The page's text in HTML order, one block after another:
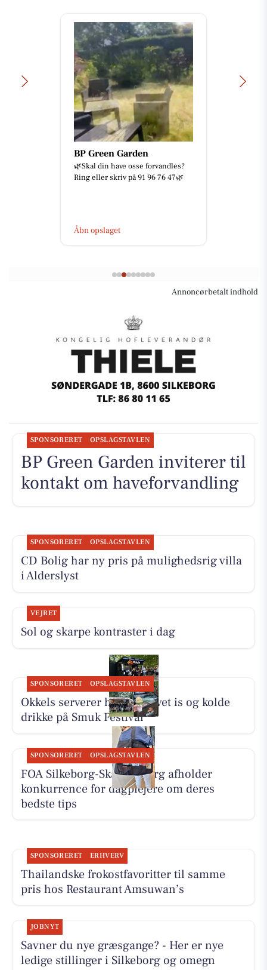
BP Green Garden
🌿Skal din have osse forvandles?
Ring eller skriv på 91 96 76 47🌿
Åbn opslaget
Annoncørbetalt indhold
SPONSORERET OPSLAGSTAVLEN
BP Green Garden inviterer til
kontakt om haveforvandling
SPONSORERET OPSLAGSTAVLEN
CD Bolig har ny pris på mulighedsrig villa
i Alderslyst
VEJRET
Sol og skarpe kontraster i dag
SPONSORERET OPSLAGSTAVLEN
Okkels serverer hjemmelavet is og kolde
drikke på Smuk Festival
SPONSORERET OPSLAGSTAVLEN
FOA Silkeborg-Skanderborg afholder
konkurrence for dagplejere om deres
bedste tips
SPONSORERET ERHVERV
Thailandske frokostfavoritter til samme
pris hos Restaurant Amsuwan’s
JOBNYT
Savner du nye græsgange? - Her er nye
ledige stillinger i Silkeborg og omegn